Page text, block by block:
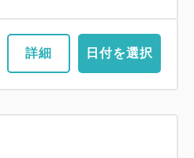
詳細 日付を選択